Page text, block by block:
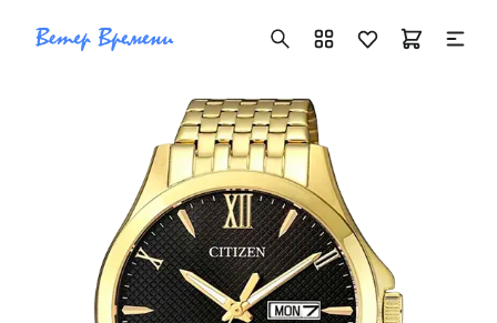
+7 ( 705 ) 181-42-50
info@vetervremeni.kz
Авторизация